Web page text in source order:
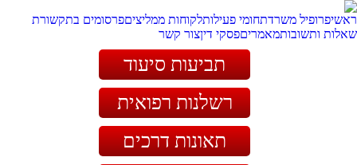
ראשיפרופיל משרדתחומי פעילותלקוחות ממליציםפרסומים בתקשורת
שאלות ותשובותמאמריםפסקי דיןצור קשר
תביעות סיעוד
רשלנות רפואית
תאונות דרכים